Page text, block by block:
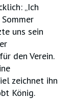
„Ich
uns sein
den Verein.
zeichnet ihn
König.